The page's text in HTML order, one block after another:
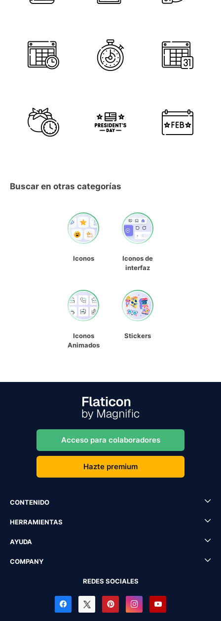
Buscar en otras categorías
Iconos
Iconos de
interfaz
Iconos
Animados
Stickers
Acceso para colaboradores
Hazte premium
CONTENIDO
HERRAMIENTAS
AYUDA
COMPANY
REDES SOCIALES